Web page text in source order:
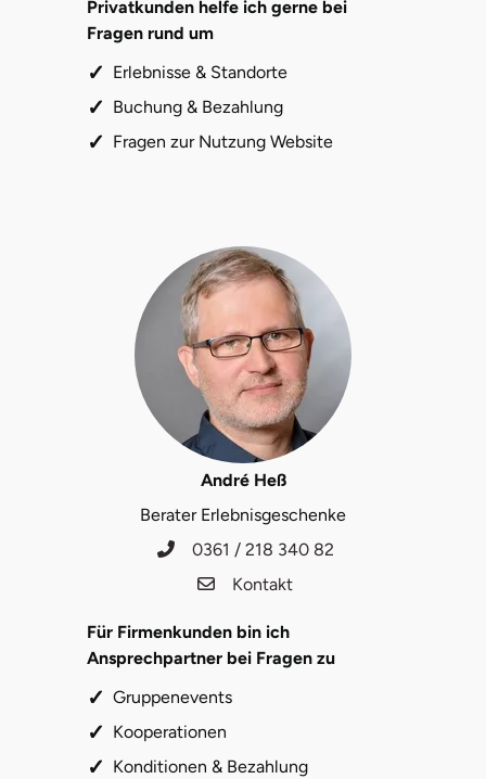
Privatkunden helfe ich gerne bei
Fragen rund um
Erlebnisse & Standorte
Buchung & Bezahlung
Fragen zur Nutzung Website
André Heß
Berater Erlebnisgeschenke
0361 / 218 340 82
Kontakt
Für Firmenkunden bin ich
Ansprechpartner bei Fragen zu
Gruppenevents
Kooperationen
Konditionen & Bezahlung